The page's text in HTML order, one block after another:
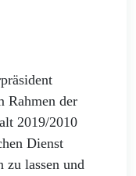
Rahmen der
2019/2010
Dienst
zu lassen und